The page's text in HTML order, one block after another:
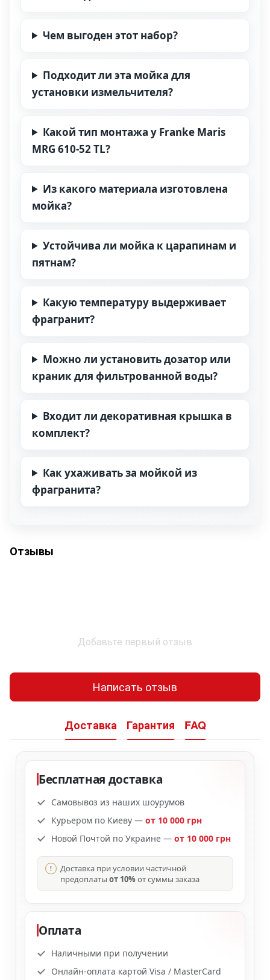
Чем выгоден этот набор?
Подходит ли эта мойка для
установки измельчителя?
Какой тип монтажа у Franke Maris
MRG 610-52 TL?
Из какого материала изготовлена
мойка?
Устойчива ли мойка к царапинам и
пятнам?
Какую температуру выдерживает
фрагранит?
Можно ли установить дозатор или
краник для фильтрованной воды?
Входит ли декоративная крышка в
комплект?
Как ухаживать за мойкой из
фрагранита?
Отзывы
Добавьте первый отзыв
Написать отзыв
Доставка Гарантия FAQ
Бесплатная доставка
Самовывоз из наших шоурумов
Курьером по Киеву — от 10 000 грн
Новой Почтой по Украине — от 10 000 грн
Доставка при условии частичной
предоплаты от 10%от суммы заказа
Оплата
Наличными при получении
Онлайн-оплата картой Visa / MasterCard